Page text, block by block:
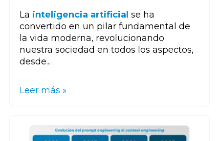
La inteligencia artificial se ha
convertido en un pilar fundamental de
la vida moderna, revolucionando
nuestra sociedad en todos los aspectos,
desde...
Leer más »